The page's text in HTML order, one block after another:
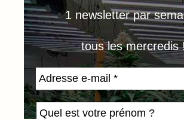
1 newsletter par
tous les mercredis